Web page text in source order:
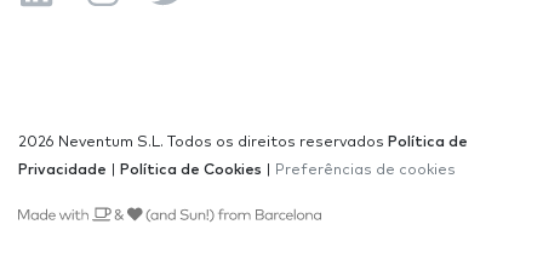
2026 Neventum S.L. Todos os direitos reservados Política de
Privacidade
Política de Cookies Preferências de cookies